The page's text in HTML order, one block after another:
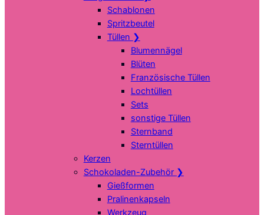
Schablonen
Spritzbeutel
Tüllen ❯
Blumennägel
Blüten
Französische Tüllen
Lochtüllen
Sets
sonstige Tüllen
Sternband
Sterntüllen
Kerzen
Schokoladen-Zubehör ❯
Gießformen
Pralinenkapseln
Werkzeug